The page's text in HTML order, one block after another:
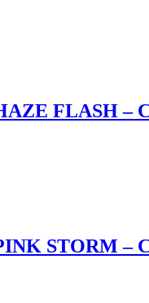
FLASH –
STORM –